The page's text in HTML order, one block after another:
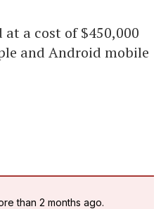
at a cost of $450,000
and Android mobile
than 2 months ago.